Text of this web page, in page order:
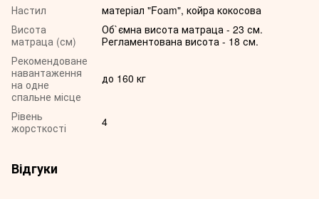
Настил
матеріал "Foam", койра кокосова
Висота
матраца (см)
Об`ємна висота матраца - 23 см.
Регламентована висота - 18 см.
Рекомендоване
навантаження
на одне
спальне місце
до 160 кг
Рівень
жорсткості
4
Відгуки